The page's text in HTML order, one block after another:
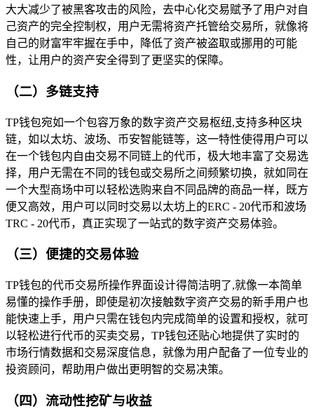
大大减少了被黑客攻击的风险，去中心化交易赋予了用户对自
己资产的完全控制权，用户无需将资产托管给交易所，就像将
自己的财富牢牢握在手中，降低了资产被盗取或挪用的可能
性，让用户的资产安全得到了更坚实的保障。
（二）多链支持
TP钱包宛如一个包容万象的数字资产交易枢纽,支持多种区块
链，如以太坊、波场、币安智能链等，这一特性使得用户可以
在一个钱包内自由交易不同链上的代币，极大地丰富了交易选
择，用户无需在不同的钱包或交易所之间频繁切换，就如同在
一个大型商场中可以轻松选购来自不同品牌的商品一样，既方
便又高效，用户可以同时交易以太坊上的ERC - 20代币和波场
TRC - 20代币，真正实现了一站式的数字资产交易体验。
（三）便捷的交易体验
TP钱包的代币交易所操作界面设计得简洁明了,就像一本简单
易懂的操作手册，即使是初次接触数字资产交易的新手用户也
能快速上手，用户只需在钱包内完成简单的设置和授权，就可
以轻松进行代币的买卖交易，TP钱包还贴心地提供了实时的
市场行情数据和交易深度信息，就像为用户配备了一位专业的
投资顾问，帮助用户做出更明智的交易决策。
（四）流动性挖矿与收益